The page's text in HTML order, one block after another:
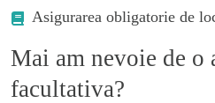
Asigurarea obligatorie de
Mai am nevoie de o
facultativa?